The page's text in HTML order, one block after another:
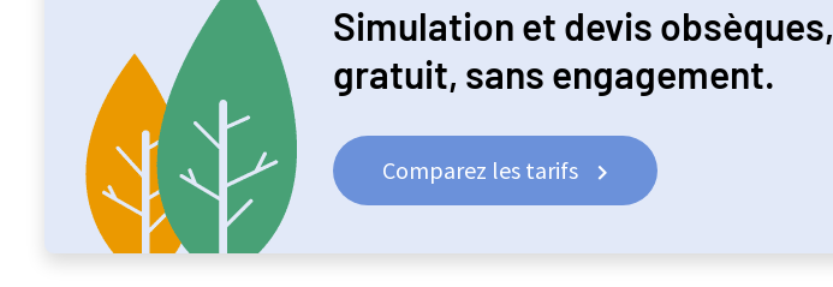
Simulation et devis obsèques,
gratuit, sans engagement.
Comparez les tarifs